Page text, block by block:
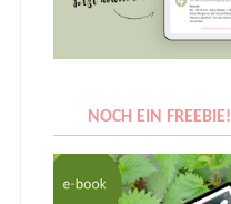
NOCH EIN FREEBIE!